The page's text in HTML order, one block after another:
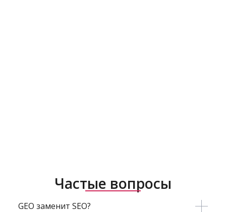
Частые вопросы
GEO заменит SEO?